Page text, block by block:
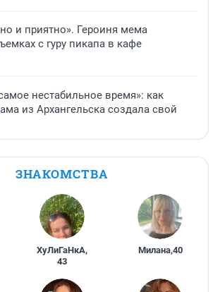
и приятно». Героиня мема
с гуру пикапа в кафе
нестабильное время»: как
из Архангельска создала свой
ЗНАКОМСТВА
ХуЛиГаНкА,
43
Милана,40